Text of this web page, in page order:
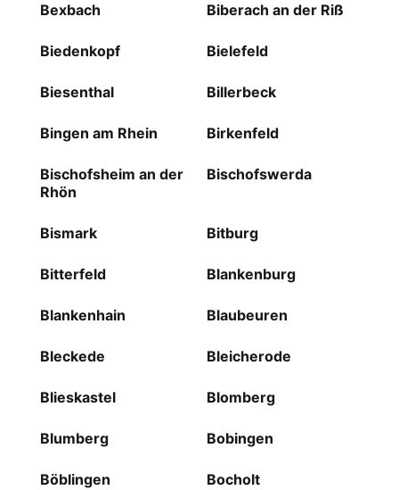
Bexbach Biberach an der Riß
Biedenkopf Bielefeld
Biesenthal Billerbeck
Bingen am Rhein Birkenfeld
Bischofsheim an der
Rhön
Bischofswerda
Bismark Bitburg
Bitterfeld Blankenburg
Blankenhain Blaubeuren
Bleckede Bleicherode
Blieskastel Blomberg
Blumberg Bobingen
Böblingen Bocholt